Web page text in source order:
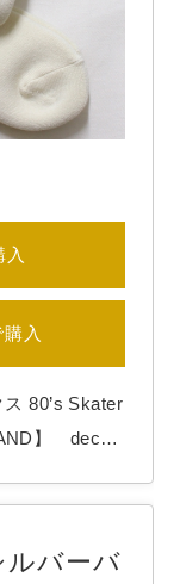
入
80’s Skater
… バーバ